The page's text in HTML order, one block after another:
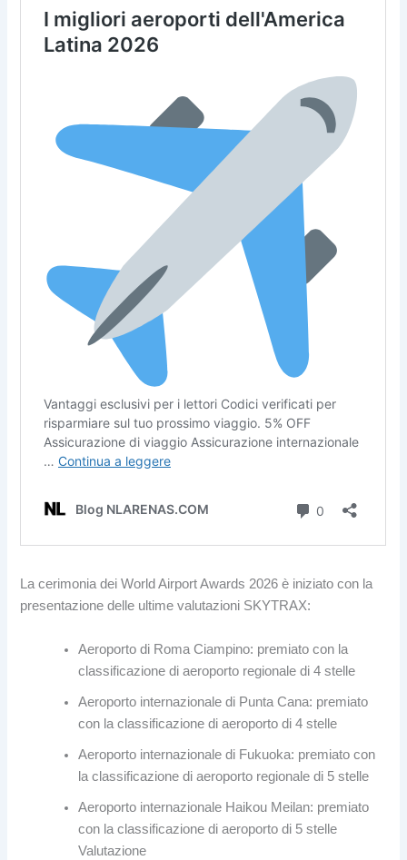
La cerimonia dei World Airport Awards 2026 è iniziato con la
presentazione delle ultime valutazioni SKYTRAX:
Aeroporto di Roma Ciampino: premiato con la
classificazione di aeroporto regionale di 4 stelle
Aeroporto internazionale di Punta Cana: premiato
con la classificazione di aeroporto di 4 stelle
Aeroporto internazionale di Fukuoka: premiato con
la classificazione di aeroporto regionale di 5 stelle
Aeroporto internazionale Haikou Meilan: premiato
con la classificazione di aeroporto di 5 stelle
Valutazione